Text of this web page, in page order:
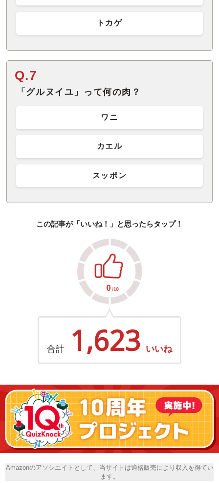
トカゲ
Q.7
「グルヌイユ」って何の肉？
ワニ
カエル
スッポン
この記事が「いいね！」と思ったらタップ！
合計 1,623 いいね
Amazonのアソシエイトとして、当サイトは適格販売により収入を得てい
ます。